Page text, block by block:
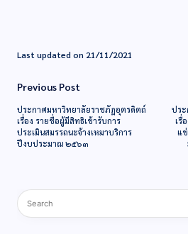
Last updated on 21/11/2021
Previous Post
ประกาศมหาวิทยาลัยราชภัฏอุตรดิตถ์
เรื่อง รายชื่อผู้มีสิทธิเข้ารับการ
ประเมินสมรรถนะจ้างเหมาบริการ
ปีงบประมาณ ๒๕๖๓
ปร
เรื่
แ